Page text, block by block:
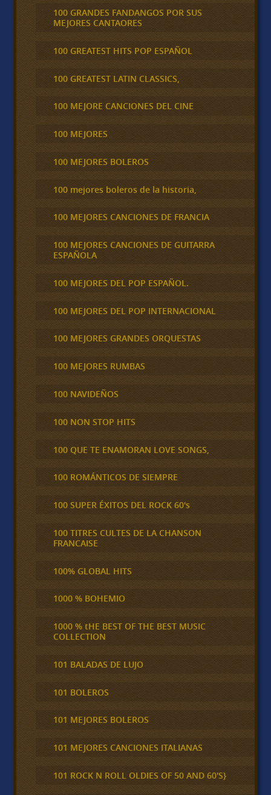
100 GRANDES FANDANGOS POR SUS
MEJORES CANTAORES
100 GREATEST HITS POP ESPAÑOL
100 GREATEST LATIN CLASSICS,
100 MEJORE CANCIONES DEL CINE
100 MEJORES
100 MEJORES BOLEROS
100 mejores boleros de la historia,
100 MEJORES CANCIONES DE FRANCIA
100 MEJORES CANCIONES DE GUITARRA
ESPAÑOLA
100 MEJORES DEL POP ESPAÑOL.
100 MEJORES DEL POP INTERNACIONAL
100 MEJORES GRANDES ORQUESTAS
100 MEJORES RUMBAS
100 NAVIDEÑOS
100 NON STOP HITS
100 QUE TE ENAMORAN LOVE SONGS,
100 ROMÁNTICOS DE SIEMPRE
100 SUPER ÉXITOS DEL ROCK 60's
100 TITRES CULTES DE LA CHANSON
FRANCAISE
100% GLOBAL HITS
1000 % BOHEMIO
1000 % tHE BEST OF THE BEST MUSIC
COLLECTION
101 BALADAS DE LUJO
101 BOLEROS
101 MEJORES BOLEROS
101 MEJORES CANCIONES ITALIANAS
101 ROCK N ROLL OLDIES OF 50 AND 60'S}